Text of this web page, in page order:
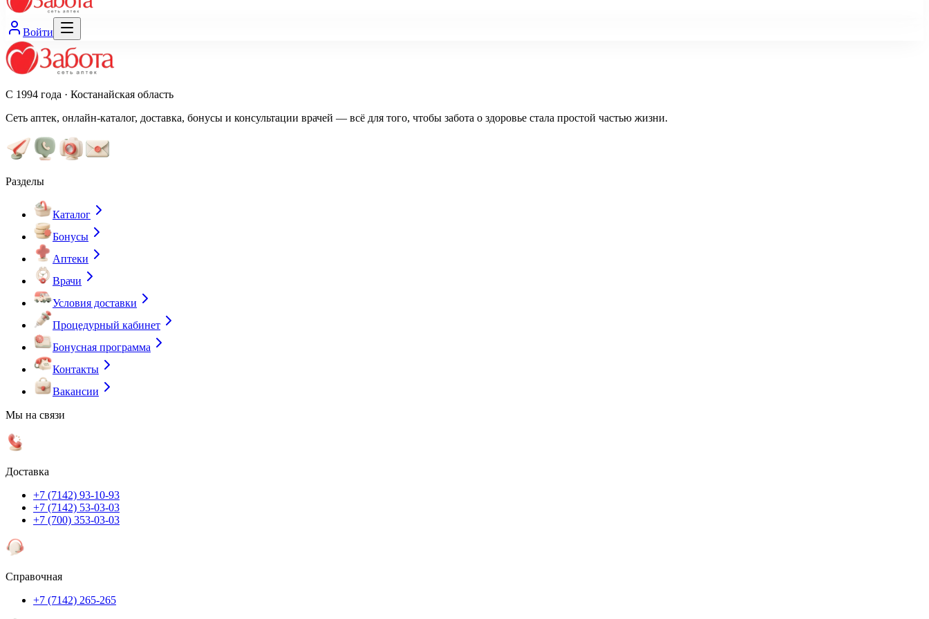
Войти
С 1994 года · Костанайская область
Сеть аптек, онлайн-каталог, доставка, бонусы и консультации врачей — всё для того, чтобы забота о здоровье стала простой частью жизни.
Разделы
Каталог
Бонусы
Аптеки
Врачи
Условия доставки
Процедурный кабинет
Бонусная программа
Контакты
Вакансии
Мы на связи
Доставка
+7 (7142) 93-10-93
+7 (7142) 53-03-03
+7 (700) 353-03-03
Справочная
+7 (7142) 265-265